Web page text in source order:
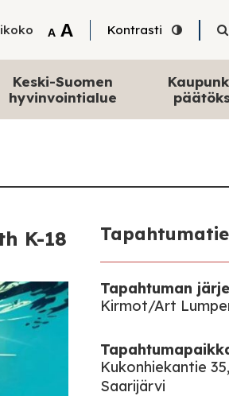
A Tekstin pienentäminen
A Tekstin suurentaminen
Kontrasti
Keski-Suomen
hyvinvointialue
K-18
Tapahtuman
Kirmot/Art
Kukonhiekantie
Saarijärvi